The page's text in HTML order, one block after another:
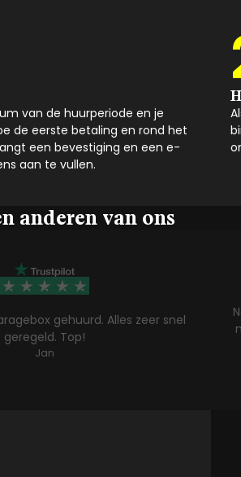
van de huurperiode en je
de eerste betaling en rond het
een bevestiging en een e-
aan te vullen.
anderen van ons
gehuurd. Alles zeer snel
geregeld. Top!
Jan